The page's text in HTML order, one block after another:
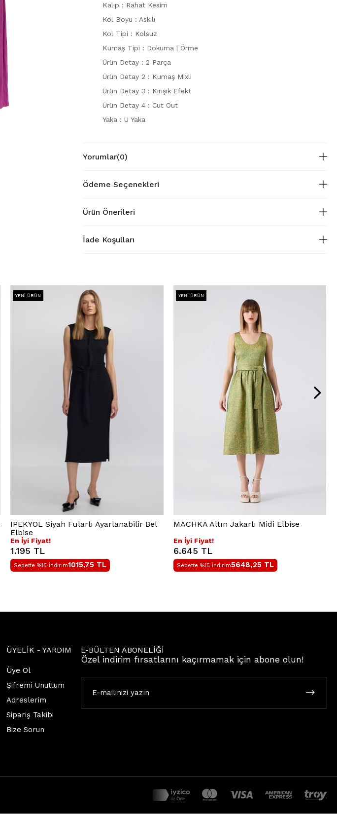
Kalıp : Rahat Kesim
Kol Boyu : Askılı
Kol Tipi : Kolsuz
Kumaş Tipi : Dokuma | Örme
Ürün Detay : 2 Parça
Ürün Detay 2 : Kumaş Mixli
Ürün Detay 3 : Kırışık Efekt
Ürün Detay 4 : Cut Out
Yaka : U Yaka
Yorumlar(0)
Ödeme Seçenekleri
Ürün Önerileri
İade Koşulları
YENI ÜRÜN
IPEKYOL Siyah Fularlı Ayarlanabilir Bel
Elbise
En İyi Fiyat!
1.195 TL
Sepette %15 İndirim1015,75 TL
YENI ÜRÜN
MACHKA Altın Jakarlı Midi Elbise
En İyi Fiyat!
6.645 TL
Sepette %15 İndirim5648,25 TL
ÜYELİK - YARDIM
Üye Ol
Şifremi Unuttum
Adreslerim
Sipariş Takibi
Bize Sorun
E-BÜLTEN ABONELİĞİ
Özel indirim fırsatlarını kaçırmamak için abone olun!